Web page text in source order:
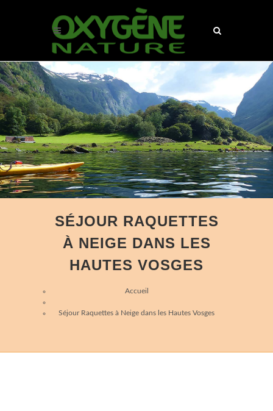
SÉJOUR RAQUETTES
À NEIGE DANS LES
HAUTES VOSGES
Accueil
Séjour Raquettes à Neige dans les Hautes Vosges